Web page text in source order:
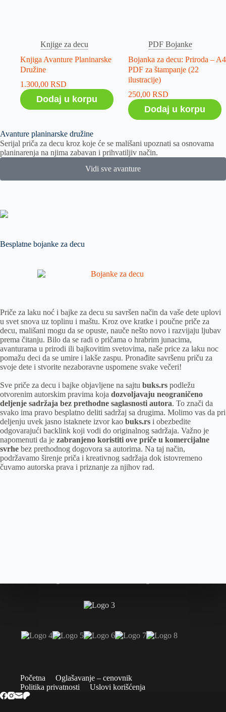
Knjige za decu
Knjiga Avanture Planinarske
Družine
1.300,00 RSD
Dodaj u korpu
PDF Bojanke
Bojanka za decu: Priroda – A4
PDF za štampanje (22
ilustracije)
250,00 RSD
Dodaj u korpu
Avanture planinarske družine
Serijal priča za decu kroz koje će se mališani upoznati sa osnovama
planinarenja na njima zabavan i prihvatiljiv način.
Vidi sve avanture
Besplatne bojanke za decu
Priče za laku noć i bajke za decu su savršen način da vaše dete uplovi
u svet snova uz toplinu i maštu. Kroz ove kratke i poučne priče za
decu, mališani mogu da se opuste, nauče nešto novo i razvijaju ljubav
prema čitanju. Bilo da se radi o pričama o hrabrim junacima,
avanturama u prirodi ili bajkovitim svetovima, naše price za laku noc
pomažu deci da se umire i lakše zaspu. Pronađite savršenu priču za
svoje dete i stvorite nezaboravne uspomene svake večeri!
Sve priče za decu i bajke objavljene na sajtu buks.rs podležu
otvorenim autorskim pravima koja dozvoljavaju neograničeno
deljenje sadržaja bez prethodne saglasnosti autora. To znači da
svako ima pravo besplatno deliti sadržaj sa drugima. Molimo vas da pri
deljenju uvek jasno istaknete izvor kao buks.rs i obezbedite
odgovarajući backlink koji vodi do originalnog sadržaja. Važno je
napomenuti da je zabranjeno koristiti ove priče u komercijalne
svrhe bez prethodnog dogovora sa autorima. Na taj način,
podržavamo širenje priča i kreativnog sadržaja dok istovremeno
čuvamo autorska prava i priznanje za njihov rad.
Početna
Oglašavanje – cenovnik
Politika privatnosti
Uslovi korišćenja